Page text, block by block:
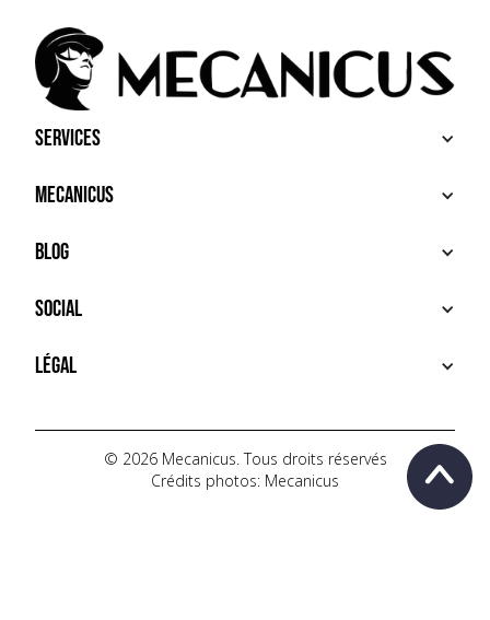
Services
ACHETER
VENDRE
SERVICES PREMIUM
Mecanicus
À PROPOS
HOUSE MECANICUS
CONTACT
Blog
NEWS
VIDÉOS
AUTOPÉDIA
Social
INSTAGRAM
TIKTOK
YOUTUBE
Légal
POLITIQUE DE CONFIDENTIALITÉ
© 2026 Mecanicus. Tous droits réservés
Crédits photos: Mecanicus